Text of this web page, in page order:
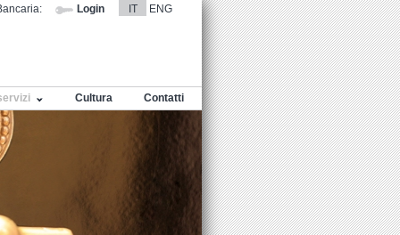
IT ENG
Login
Cultura Contatti